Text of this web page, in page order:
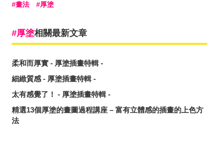
畫法 厚塗
厚塗相關最新文章
柔和而厚實 - 厚塗插畫特輯 -
細緻質感 - 厚塗插畫特輯 -
太有感覺了！ - 厚塗插畫特輯 -
精選13個厚塗的畫圖過程講座 – 富有立體感的插畫的上色方
法